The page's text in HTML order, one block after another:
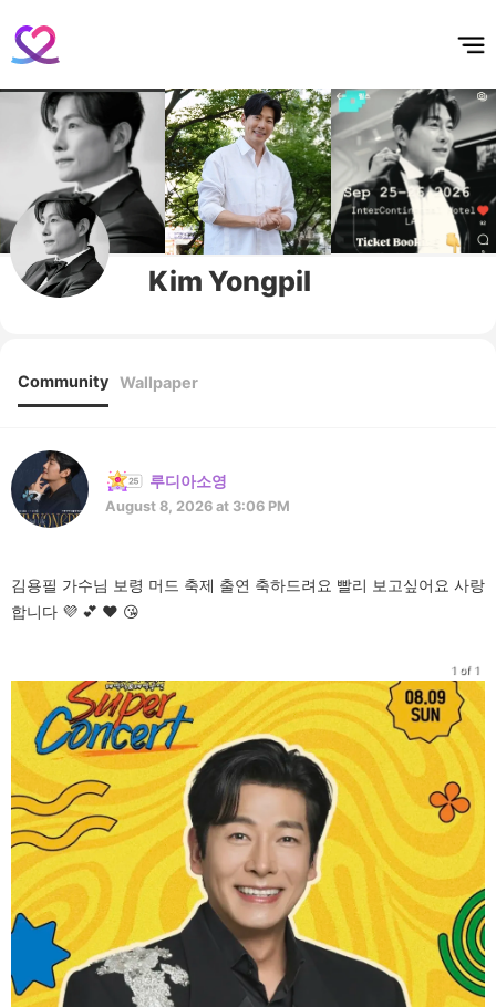
Kim Yongpil
Community Wallpaper
루디아소영
August 8, 2026 at 3:06 PM
김용필 가수님 보령 머드 축제 출연 축하드려요 빨리 보고싶어요 사랑
합니다 💜 💕 ❤️ 😘
1 of 1